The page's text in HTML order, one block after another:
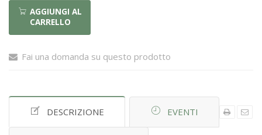
AGGIUNGI AL
CARRELLO
Fai una domanda su questo prodotto
DESCRIZIONE EVENTI